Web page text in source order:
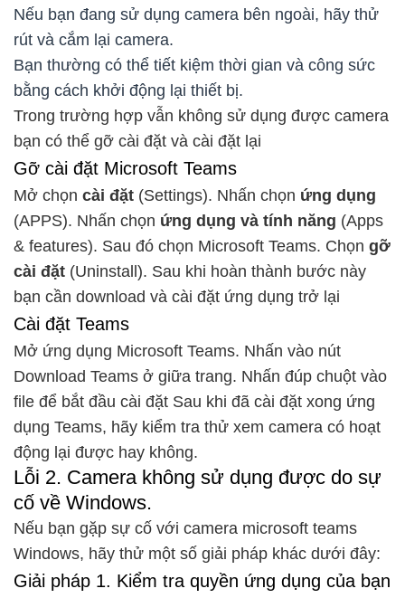
Nếu bạn đang sử dụng camera bên ngoài, hãy thử
rút và cắm lại camera.
Bạn thường có thể tiết kiệm thời gian và công sức
bằng cách khởi động lại thiết bị.
Trong trường hợp vẫn không sử dụng được camera
bạn có thể gỡ cài đặt và cài đặt lại
Gỡ cài đặt Microsoft Teams
Mở chọn cài đặt (Settings). Nhấn chọn ứng dụng
(APPS). Nhấn chọn ứng dụng và tính năng (Apps
& features). Sau đó chọn Microsoft Teams. Chọn gỡ
cài đặt (Uninstall). Sau khi hoàn thành bước này
bạn cần download và cài đặt ứng dụng trở lại
Cài đặt Teams
Mở ứng dụng Microsoft Teams. Nhấn vào nút
Download Teams ở giữa trang. Nhấn đúp chuột vào
file để bắt đầu cài đặt Sau khi đã cài đặt xong ứng
dụng Teams, hãy kiểm tra thử xem camera có hoạt
động lại được hay không.
Lỗi 2. Camera không sử dụng được do sự
cố về Windows.
Nếu bạn gặp sự cố với camera microsoft teams
Windows, hãy thử một số giải pháp khác dưới đây:
Giải pháp 1. Kiểm tra quyền ứng dụng của bạn